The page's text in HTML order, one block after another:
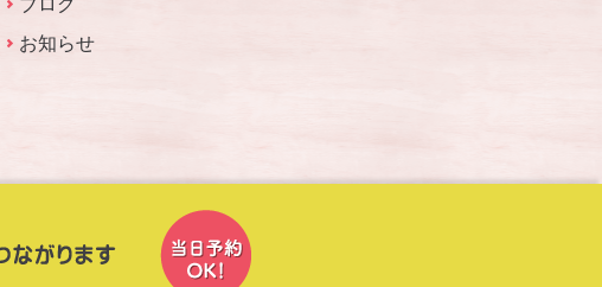
ブログ
お知らせ